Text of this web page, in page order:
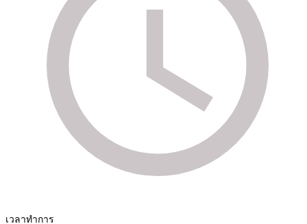
เวลาทำการ